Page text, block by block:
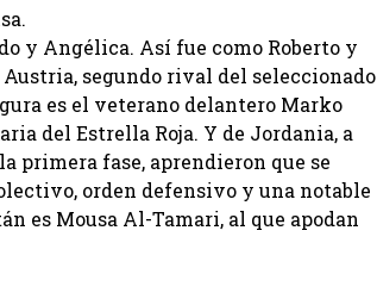
y Angélica. Así fue como Roberto y
segundo rival del seleccionado
es el veterano delantero Marko
del Estrella Roja. Y de Jordania, a
primera fase, aprendieron que se
orden defensivo y una notable
es Mousa Al-Tamari, al que apodan